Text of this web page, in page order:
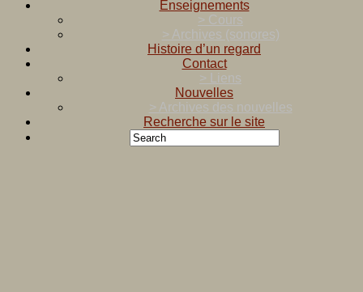
Enseignements
> Cours
> Archives (sonores)
Histoire d’un regard
Contact
> Liens
Nouvelles
> Archives des nouvelles
Recherche sur le site